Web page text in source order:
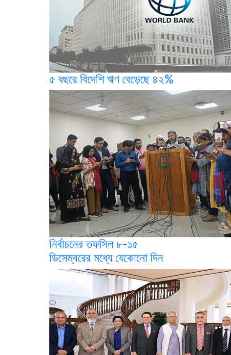
৫ বছরে বিদেশি ঋণ বেড়েছে ৪২%
নির্বাচনের তফসিল ৮-১৫
ডিসেম্বরের মধ্যে যেকোনো দিন